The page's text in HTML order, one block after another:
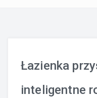
Łazienka
inteligentne